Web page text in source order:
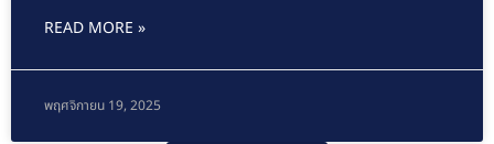
READ MORE »
พฤศจิกายน 19, 2025